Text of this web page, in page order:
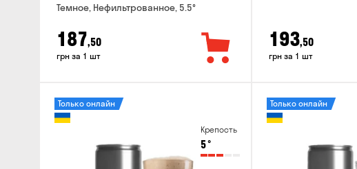
Темное, Нефильтрованное, 5.5°
187,50
грн за 1 шт
193,50
грн за 1 шт
Крепость
5°
Только онлайн Только онлайн